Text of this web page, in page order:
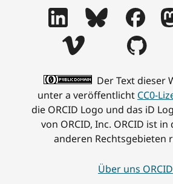
Der Text dieser
unter a veröffentlicht CC0-
die ORCID Logo und das iD
von ORCID, Inc. ORCID ist in
anderen Rechtsgebieten
Über uns ORCID